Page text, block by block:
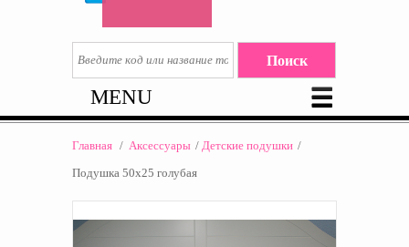
MENU
Главная / Аксессуары / Детские подушки /
Подушка 50х25 голубая